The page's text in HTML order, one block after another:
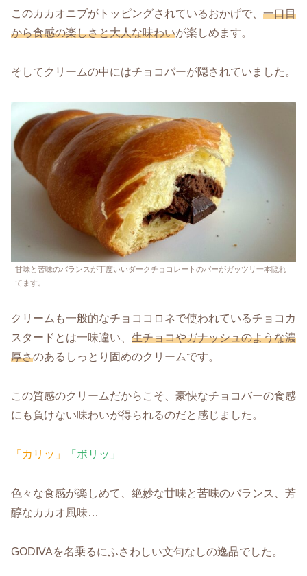
このカカオニブがトッピングされているおかげで、 一口目
から食感の楽しさと大人な味わいが楽しめます。
そしてクリームの中にはチョコバーが隠されていました。
甘味と苦味のバランスが丁度いいダークチョコレートのバーがガッツリ一本隠れ
てます。
クリームも一般的なチョココロネで使われているチョコカ
スタードとは一味違い、 生チョコやガナッシュのような濃
厚さのあるしっとり固めのクリームです。
この質感のクリームだからこそ、豪快なチョコバーの食感
にも負けない味わいが得られるのだと感じました。
「カリッ」 「ボリッ」
色々な食感が楽しめて、絶妙な甘味と苦味のバランス、芳
醇なカカオ風味…
GODIVAを名乗るにふさわしい文句なしの逸品でした。